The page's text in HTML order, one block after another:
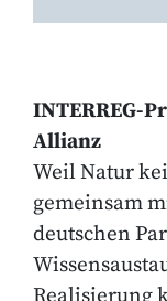
INTERREG-
Allianz
Weil Natur
gemeinsam
deutschen
Realisierung